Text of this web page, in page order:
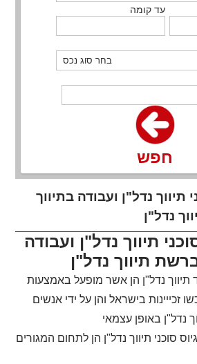
עד קומה
חפש
תיווך נדל"ן ועבודה בתיווך
נדל"ן
תיווך נדל"ן ועבודה
תיווך נדל"ן
נדל"ן הן אשר מופעל באמצעות
זכייינות בישראל והן על ידי אנשים
נדל"ן באופן עצמאי
סוכני תיווך נדל"ן הן לתחום המגורים